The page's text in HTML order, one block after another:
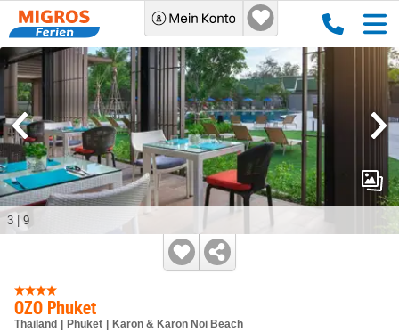
OZO Phuket
Thailand Phuket Karon & Karon Noi Beach
3 9